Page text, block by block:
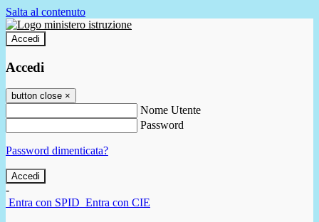
Salta al contenuto
Accedi
Accedi
button close ×
Nome Utente
Password
Password dimenticata?
-
Entra con SPID Entra con CIE